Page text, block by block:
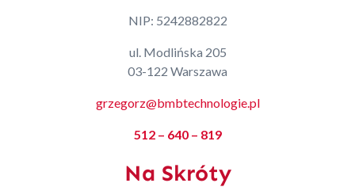
NIP: 5242882822
ul. Modlińska 205
03-122 Warszawa
grzegorz@bmbtechnologie.pl
512 – 640 – 819
Na Skróty